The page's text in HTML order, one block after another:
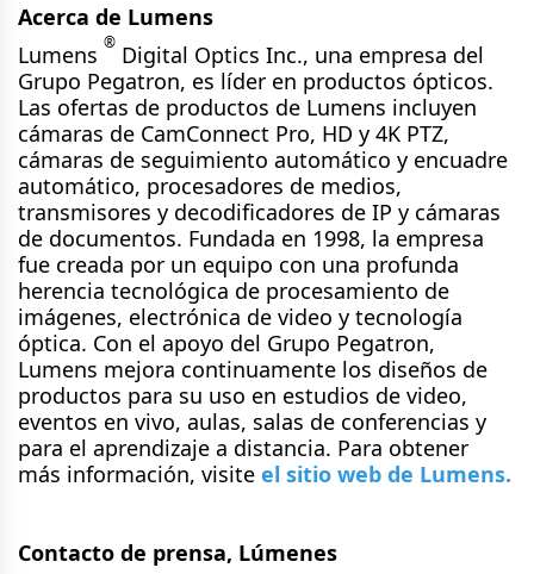
Acerca de Lumens
Lumens ® Digital Optics Inc., una empresa del
Grupo Pegatron, es líder en productos ópticos.
Las ofertas de productos de Lumens incluyen
cámaras de CamConnect Pro, HD y 4K PTZ,
cámaras de seguimiento automático y encuadre
automático, procesadores de medios,
transmisores y decodificadores de IP y cámaras
de documentos. Fundada en 1998, la empresa
fue creada por un equipo con una profunda
herencia tecnológica de procesamiento de
imágenes, electrónica de video y tecnología
óptica. Con el apoyo del Grupo Pegatron,
Lumens mejora continuamente los diseños de
productos para su uso en estudios de video,
eventos en vivo, aulas, salas de conferencias y
para el aprendizaje a distancia. Para obtener
más información, visite el sitio web de Lumens.
Contacto de prensa, Lúmenes